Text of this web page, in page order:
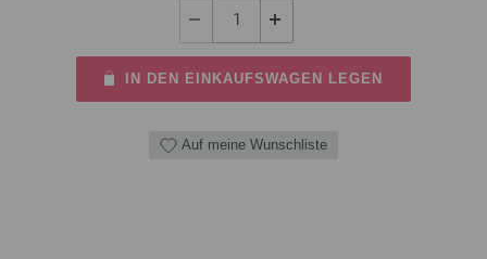
IN DEN EINKAUFSWAGEN LEGEN
Auf meine Wunschliste